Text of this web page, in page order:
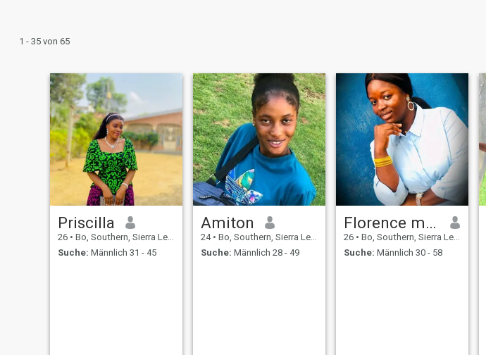
1 - 35 von 65
Priscilla
26 • Bo, Southern, Sierra Leone
Suche: Männlich 31 - 45
Amiton
24 • Bo, Southern, Sierra Leone
Suche: Männlich 28 - 49
Florence massaquoi
26 • Bo, Southern, Sierra Leone
Suche: Männlich 30 - 58